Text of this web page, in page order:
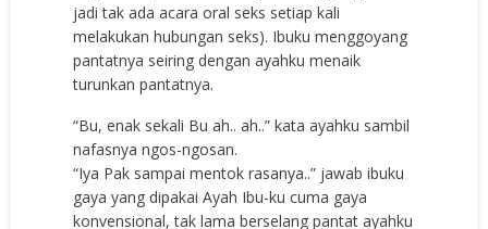
jadi tak ada acara oral seks setiap kali
melakukan hubungan seks). Ibuku menggoyang
pantatnya seiring dengan ayahku menaik
turunkan pantatnya.
“Bu, enak sekali Bu ah.. ah..” kata ayahku sambil
nafasnya ngos-ngosan.
“Iya Pak sampai mentok rasanya..” jawab ibuku
gaya yang dipakai Ayah Ibu-ku cuma gaya
konvensional, tak lama berselang pantat ayahku